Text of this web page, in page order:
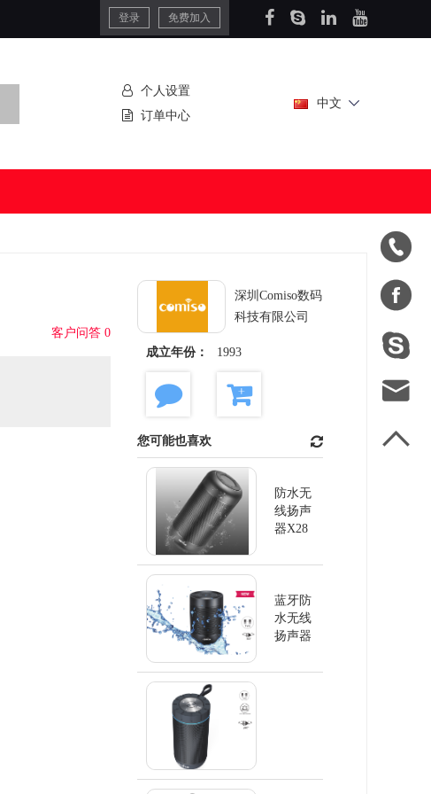
登录 免费加入





个人设置
订单中心
中文
客户问答 0
深圳Comiso数码
科技有限公司
成立年份： 1993
您可能也喜欢
防水无
线扬声
器X28
蓝牙防
水无线
扬声器